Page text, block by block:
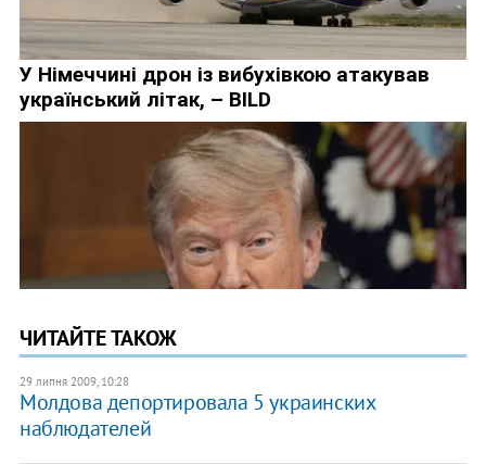
ЧИТАЙТЕ ТАКОЖ
29 липня 2009, 10:28
Молдова депортировала 5 украинских
наблюдателей